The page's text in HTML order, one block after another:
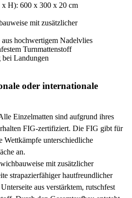
H): 600 x 300 x 20 cm
mit zusätzlicher
hochwertigem Nadelvlies
Turnmattenstoff
Landungen
oder internationale
Einzelmatten sind aufgrund ihres
FIG-zertifiziert. Die FIG gibt für
Wettkämpfe unterschiedliche
an.
mit zusätzlicher
strapazierfähiger hautfreundlicher
aus verstärktem, rutschfest